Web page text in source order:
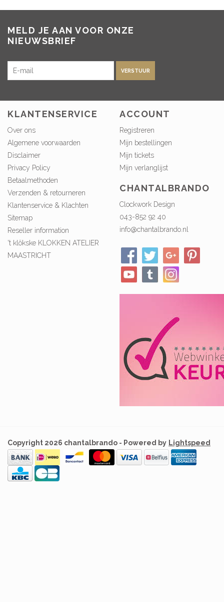
MELD JE AAN VOOR ONZE
NIEUWSBRIEF
VERSTUUR
KLANTENSERVICE
Over ons
Algemene voorwaarden
Disclaimer
Privacy Policy
Betaalmethoden
Verzenden & retourneren
Klantenservice & Klachten
Sitemap
Reseller information
't klökske KLOKKEN ATELIER
MAASTRICHT
ACCOUNT
Registreren
Mijn bestellingen
Mijn tickets
Mijn verlanglijst
CHANTALBRANDO
Clockwork Design
043-852 92 40
info@chantalbrando.nl
Copyright 2026 chantalbrando - Powered by Lightspeed